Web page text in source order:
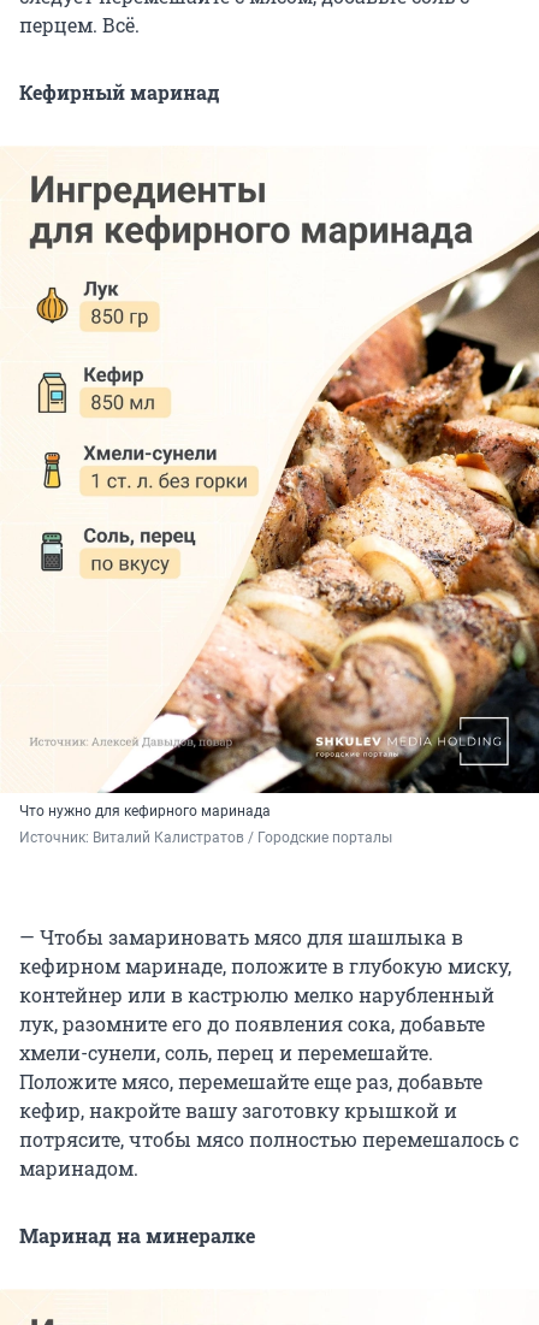
перцем. Всё.
Кефирный маринад
Что нужно для кефирного маринада
Источник: Виталий Калистратов / Городские порталы
— Чтобы замариновать мясо для шашлыка в
кефирном маринаде, положите в глубокую миску,
контейнер или в кастрюлю мелко нарубленный
лук, разомните его до появления сока, добавьте
хмели-сунели, соль, перец и перемешайте.
Положите мясо, перемешайте еще раз, добавьте
кефир, накройте вашу заготовку крышкой и
потрясите, чтобы мясо полностью перемешалось с
маринадом.
Маринад на минералке